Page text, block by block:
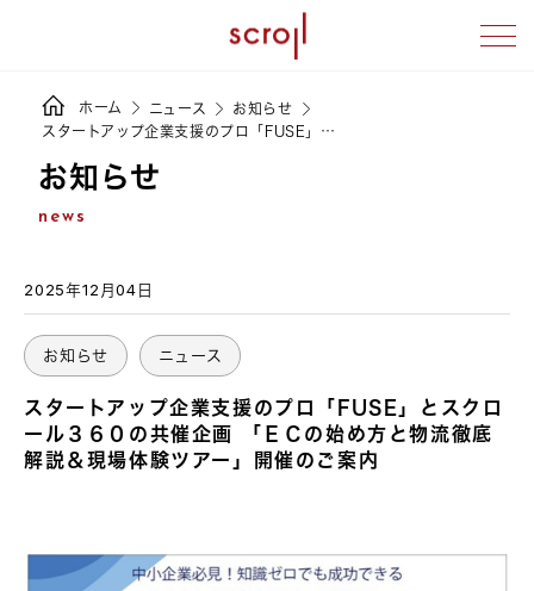
ホーム ニュース
お知らせ
スタートアップ企業支援のプロ「FUSE」…
お知らせ
news
2025年12月04日
お知らせ ニュース
スタートアップ企業支援のプロ「FUSE」とスクロ
ール３６０の共催企画 「ＥＣの始め方と物流徹底
解説＆現場体験ツアー」開催のご案内